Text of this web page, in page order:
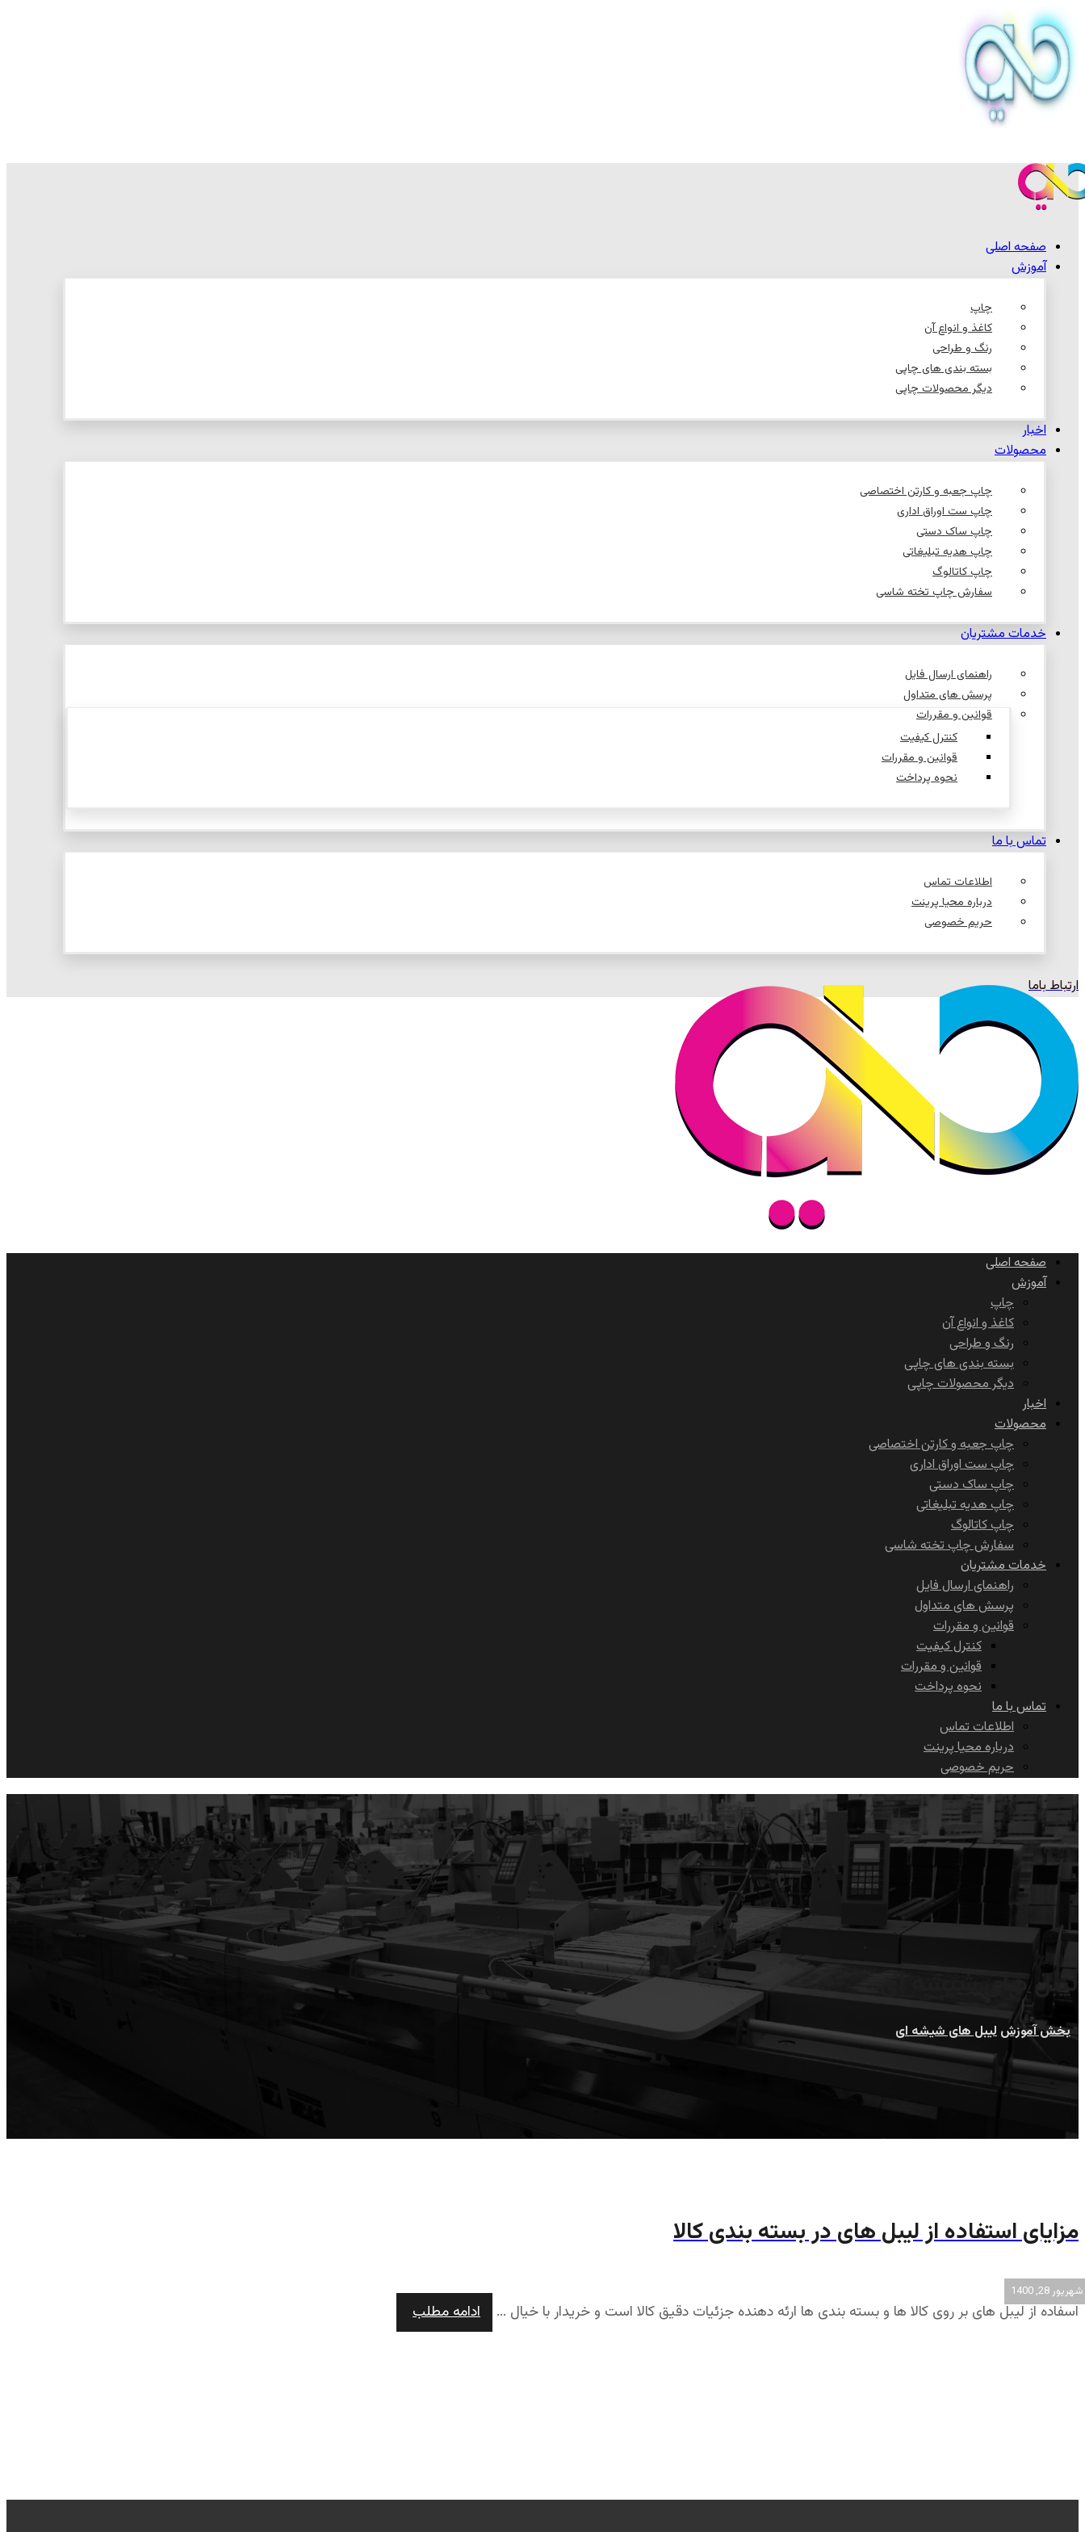
صفحه اصلی
آموزش
چاپ
کاغذ و انواع آن
رنگ و طراحی
بسته بندی های چاپی
دیگر محصولات چاپی
اخبار
محصولات
چاپ جعبه و کارتن اختصاصی
چاپ ست اوراق اداری
چاپ ساک دستی
چاپ هدیه تبلیغاتی
چاپ کاتالوگ
سفارش چاپ تخته شاسی
خدمات مشتریان
راهنمای ارسال فایل
پرسش های متداول
قوانین و مقررات
کنترل کیفیت
قوانین و مقررات
نحوه پرداخت
تماس با ما
اطلاعات تماس
درباره محیا پرینت
حریم خصوصی
ارتباط باما
صفحه اصلی
آموزش
چاپ
کاغذ و انواع آن
رنگ و طراحی
بسته بندی های چاپی
دیگر محصولات چاپی
اخبار
محصولات
چاپ جعبه و کارتن اختصاصی
چاپ ست اوراق اداری
چاپ ساک دستی
چاپ هدیه تبلیغاتی
چاپ کاتالوگ
سفارش چاپ تخته شاسی
خدمات مشتریان
راهنمای ارسال فایل
پرسش های متداول
قوانین و مقررات
کنترل کیفیت
قوانین و مقررات
نحوه پرداخت
تماس با ما
اطلاعات تماس
درباره محیا پرینت
حریم خصوصی
لیبل های شیشه ای
بخش آموزش لیبل های شیشه ای
مزایای استفاده از لیبل های در بسته بندی کالا
شهریور 28, 1400
اسفاده از لیبل های بر روی کالا ها و بسته بندی ها ارئه دهنده جزئیات دقیق کالا است و خریدار با خیال ... ادامه مطلب